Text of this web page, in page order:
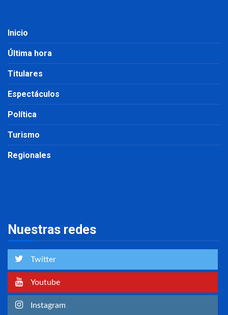
Inicio
Última hora
Titulares
Espectáculos
Política
Turismo
Regionales
Nuestras redes
Twitter
Youtube
Instagram